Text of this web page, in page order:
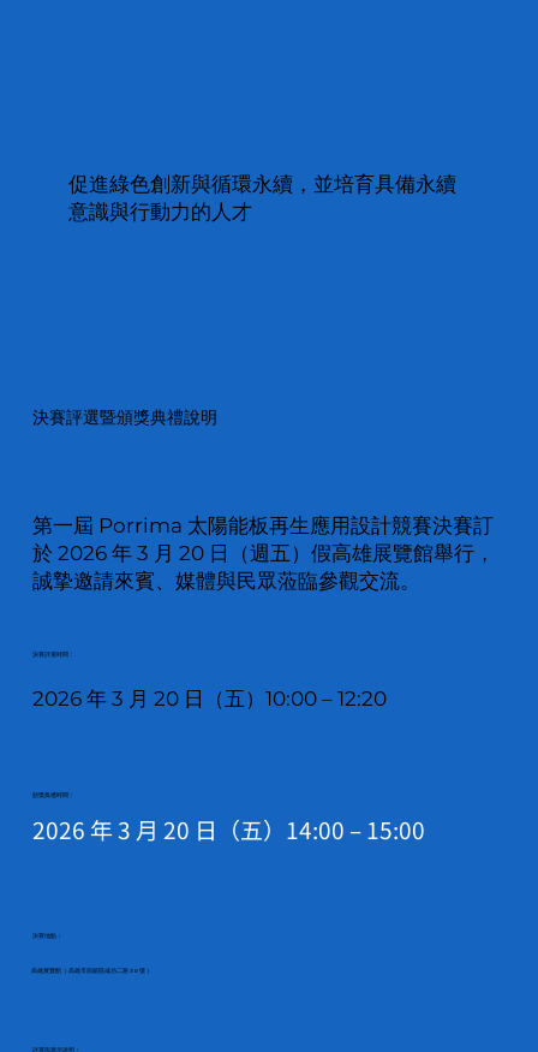
促進綠色創新與循環永續，並培育具備永續
意識與行動力的人才
決賽評選暨頒獎典禮說明
第一屆 Porrima 太陽能板再生應用設計競賽決賽訂
於 2026 年 3 月 20 日（週五）假高雄展覽館舉行，
誠摯邀請來賓、媒體與民眾蒞臨參觀交流。
決賽評選時間：
2026 年 3 月 20 日（五）10:00 – 12:20
頒獎典禮時間：
2026 年 3 月 20 日（五）14:00 – 15:00
決賽地點：
高雄展覽館（ 高雄市前鎮區成功二路 39 號 ）
評選與展示說明：